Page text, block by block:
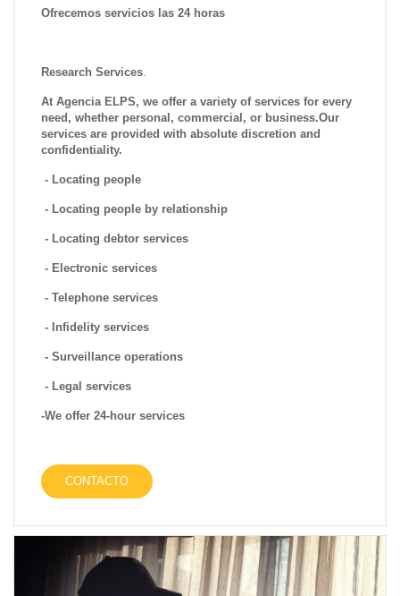
Ofrecemos servicios las 24 horas
Research Services
At Agencia ELPS, we offer a variety of services for every
need, whether personal, commercial, or business.Our
services are provided with absolute discretion and
confidentiality.
- Locating people
- Locating people by relationship
- Locating debtor services
- Electronic services
- Telephone services
- Infidelity services
- Surveillance operations
- Legal services
-We offer 24-hour services
CONTACTO